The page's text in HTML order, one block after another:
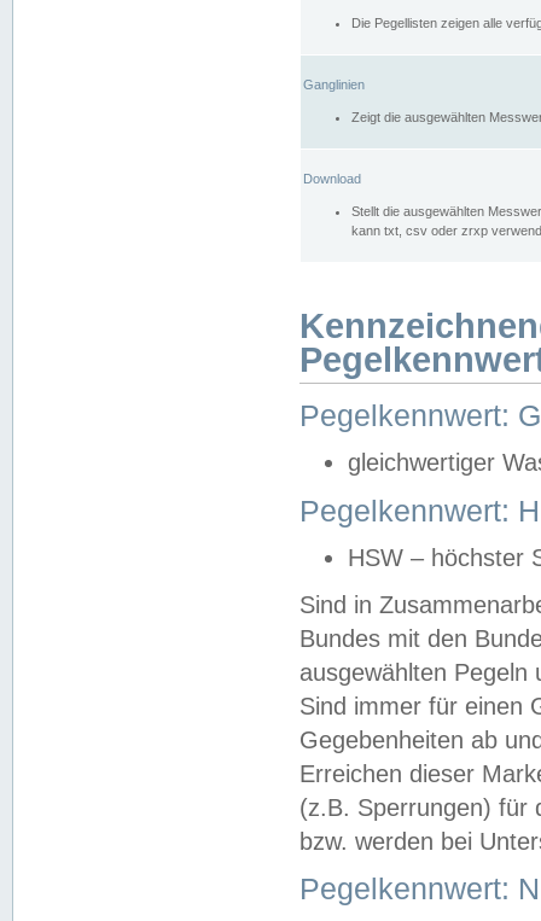
Die Pegellisten zeigen alle
Ganglinien
Zeigt die ausgewählten
Download
Stellt die ausgewählten
kann txt, csv oder zrxp
Pegelkennwert:
gleichwertiger
Pegelkennwert:
HSW – höchster
Sind in
Bundes mit den
ausgewählten
Sind immer für einen
Gegebenheiten ab
Erreichen dieser
(z.B. Sperrungen) für
bzw. werden bei
Pegelkennwert: